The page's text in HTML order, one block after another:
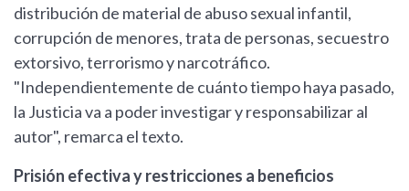
distribución de material de abuso sexual infantil,
corrupción de menores, trata de personas, secuestro
extorsivo, terrorismo y narcotráfico.
"Independientemente de cuánto tiempo haya pasado,
la Justicia va a poder investigar y responsabilizar al
autor", remarca el texto.
Prisión efectiva y restricciones a beneficios